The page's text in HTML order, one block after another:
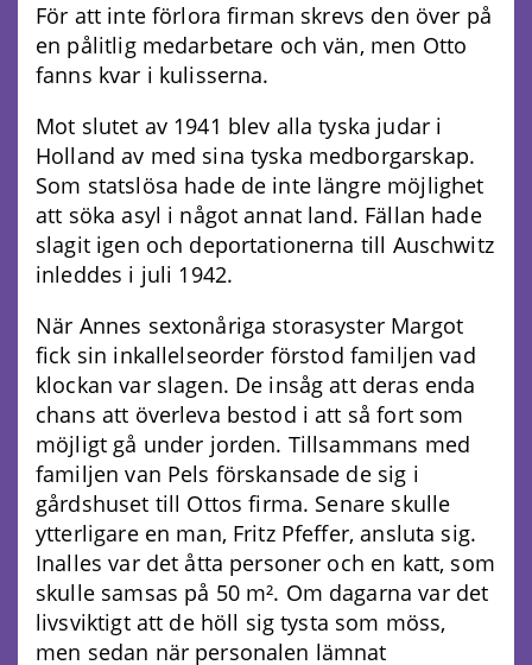
För att inte förlora firman skrevs den över på
en pålitlig medarbetare och vän, men Otto
fanns kvar i kulisserna.
Mot slutet av 1941 blev alla tyska judar i
Holland av med sina tyska medborgarskap.
Som statslösa hade de inte längre möjlighet
att söka asyl i något annat land. Fällan hade
slagit igen och deportationerna till Auschwitz
inleddes i juli 1942.
När Annes sextonåriga storasyster Margot
fick sin inkallelseorder förstod familjen vad
klockan var slagen. De insåg att deras enda
chans att överleva bestod i att så fort som
möjligt gå under jorden. Tillsammans med
familjen van Pels förskansade de sig i
gårdshuset till Ottos firma. Senare skulle
ytterligare en man, Fritz Pfeffer, ansluta sig.
Inalles var det åtta personer och en katt, som
skulle samsas på 50 m². Om dagarna var det
livsviktigt att de höll sig tysta som möss,
men sedan när personalen lämnat